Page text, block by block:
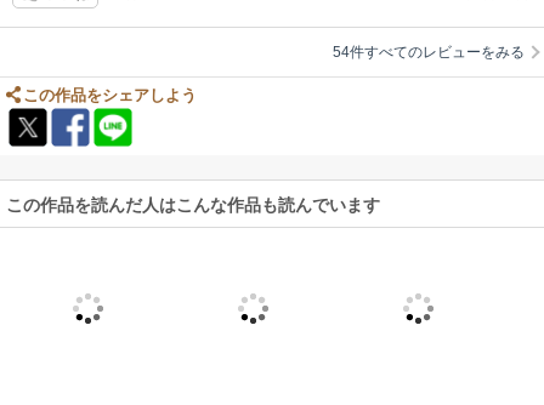
54件すべてのレビューをみる
この作品をシェアしよう
この作品を読んだ人はこんな作品も読んでいます